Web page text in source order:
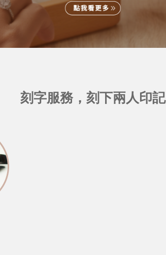
刻字服務，刻下兩人印記